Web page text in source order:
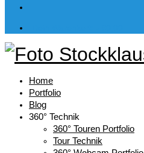
Home
Portfolio
Blog
360° Technik
360° Touren Portfolio
Tour Technik